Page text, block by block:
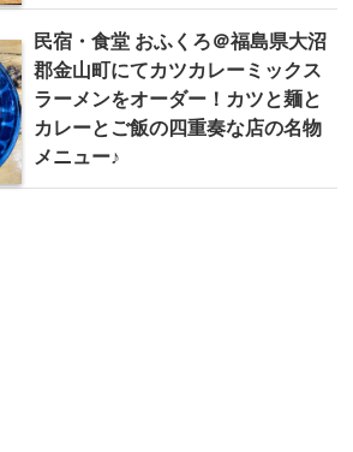
民宿・食堂 おふくろ＠福島県大沼
郡金山町にてカツカレーミックス
ラーメンをオーダー！カツと麺と
カレーとご飯の四重奏な店の名物
メニュー♪